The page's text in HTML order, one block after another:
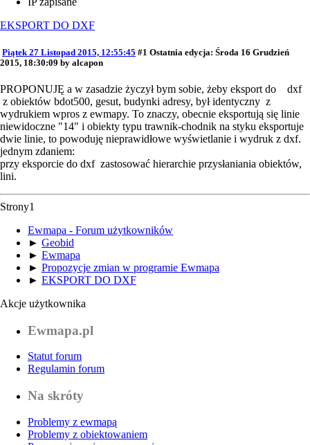
EKSPORT DO DXF
Piątek 27 Listopad 2015, 12:55:45 #1 Ostatnia edycja: Środa 16 Grudzień
2015, 18:30:09 by alcapon
PROPONUJĘ a w zasadzie życzył bym sobie, żeby eksport do dxf
z obiektów bdot500, gesut, budynki adresy, był identyczny z
wydrukiem wpros z ewmapy. To znaczy, obecnie eksportują się linie
niewidoczne "14" i obiekty typu trawnik-chodnik na styku eksportuje
dwie linie, to powoduję nieprawidłowe wyświetlanie i wydruk z dxf.
jednym zdaniem:
przy eksporcie do dxf zastosować hierarchie przysłaniania obiektów,
lini.
Strony1
Ewmapa - Forum użytkowników
► Geobid
► Ewmapa
► Propozycje zmian w programie Ewmapa
► EKSPORT DO DXF
Akcje użytkownika
Ewmapa.pl
Statut forum
Regulamin forum
Na skróty
Problemy z ewmapą
Problemy z obiektowaniem